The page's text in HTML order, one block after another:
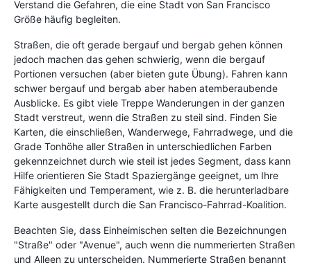
Verstand die Gefahren, die eine Stadt von San Francisco
Größe häufig begleiten.
Straßen, die oft gerade bergauf und bergab gehen können
jedoch machen das gehen schwierig, wenn die bergauf
Portionen versuchen (aber bieten gute Übung). Fahren kann
schwer bergauf und bergab aber haben atemberaubende
Ausblicke. Es gibt viele Treppe Wanderungen in der ganzen
Stadt verstreut, wenn die Straßen zu steil sind. Finden Sie
Karten, die einschließen, Wanderwege, Fahrradwege, und die
Grade Tonhöhe aller Straßen in unterschiedlichen Farben
gekennzeichnet durch wie steil ist jedes Segment, dass kann
Hilfe orientieren Sie Stadt Spaziergänge geeignet, um Ihre
Fähigkeiten und Temperament, wie z. B. die herunterladbare
Karte ausgestellt durch die San Francisco-Fahrrad-Koalition.
Beachten Sie, dass Einheimischen selten die Bezeichnungen
"Straße" oder "Avenue", auch wenn die nummerierten Straßen
und Alleen zu unterscheiden. Nummerierte Straßen benannt